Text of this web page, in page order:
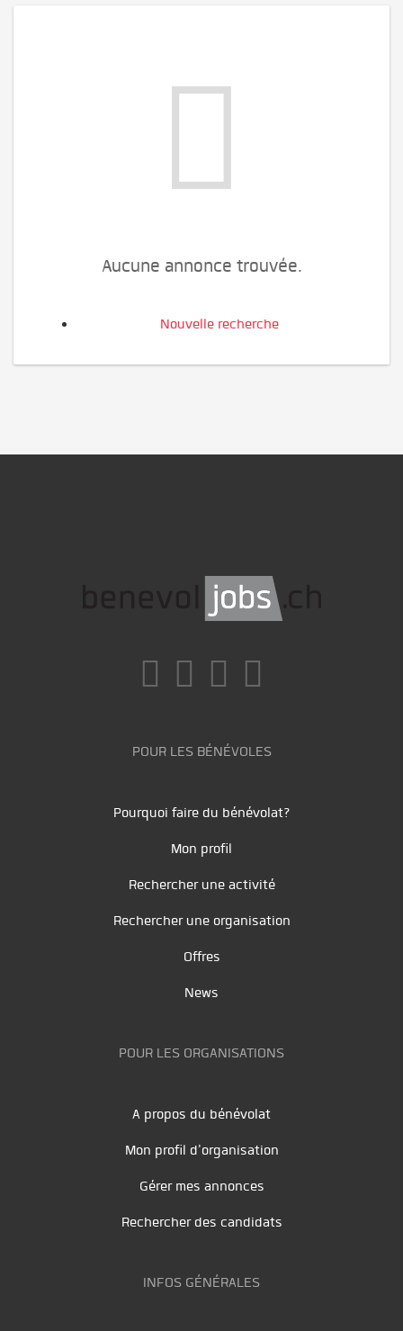
Aucune annonce trouvée.
Nouvelle recherche
POUR LES BÉNÉVOLES
Pourquoi faire du bénévolat?
Mon profil
Rechercher une activité
Rechercher une organisation
Offres
News
POUR LES ORGANISATIONS
A propos du bénévolat
Mon profil d'organisation
Gérer mes annonces
Rechercher des candidats
INFOS GÉNÉRALES